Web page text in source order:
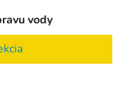
vody